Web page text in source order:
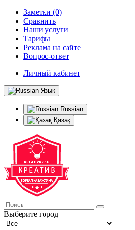
Заметки (0)
Сравнить
Наши услуги
Тарифы
Реклама на сайте
Вопрос-ответ
Личный кабинет
Язык
Russian
Қазақ
Выберите город